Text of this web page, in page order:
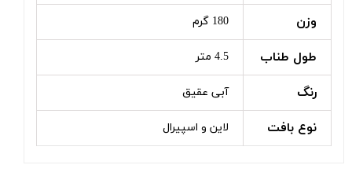
وزن 180 گرم
طول طناب 4.5 متر
رنگ آبی عقیق
نوع بافت لاین و اسپیرال